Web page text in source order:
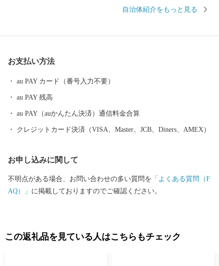
明媚な棚田など、さまざまな特色と文化を持った個性豊かなエリ
コシヒカリをはじめとした長岡自慢の品をご用意しました。ぜひ
自治体紹介をもっと見る
お支払い方法
au PAY カード（番号入力不要）
au PAY 残高
au PAY（auかんたん決済）通信料金合算
クレジットカード決済（VISA、Master、JCB、Diners、AMEX）
お申し込みに関して
不明点がある場合、お問い合わせの多い質問を 「よくある質問（F
AQ）」 に掲載しておりますのでご確認ください。
この返礼品を見ている人はこちらもチェック